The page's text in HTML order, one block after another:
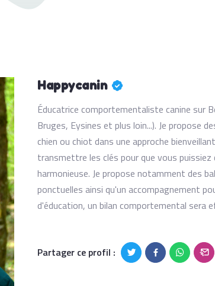
Happycanin
Éducatrice comportementaliste canine sur
Bruges, Eysines et plus loin...). Je propose
chien ou chiot dans une approche
transmettre les clés pour que vous
harmonieuse. Je propose notamment des
ponctuelles ainsi qu'un accompagnement
d'éducation, un bilan comportemental
Partager ce profil :